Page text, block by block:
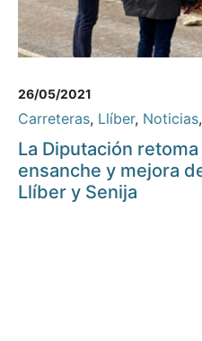
26/05/2021
Carreteras, Llíber, Noticias,
La Diputación
ensanche y mejora
Llíber y Senija